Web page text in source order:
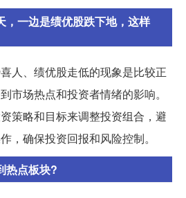
，一边是绩优股跌下地，这样
人、绩优股走低的现象是比较正
市场热点和投资者情绪的影响。
策略和目标来调整投资组合，避
，确保投资回报和风险控制。
热点板块?